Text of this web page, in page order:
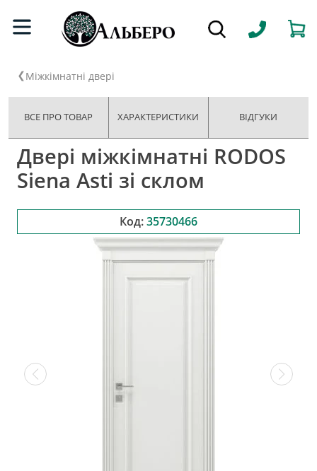
Міжкімнатні двері
ВСЕ ПРО ТОВАР ХАРАКТЕРИСТИКИ ВІДГУКИ
Двері міжкімнатні RODOS
Siena Asti зі склом
Код:35730466